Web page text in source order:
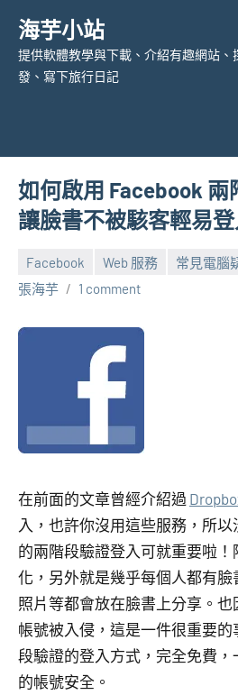
content
海芋小站
提供軟體教學與下載、介紹有趣網站
發、寫下旅行日記
如何啟用 Facebook 兩
讓臉書不被駭客輕易登
Facebook Web 服務 常見電腦
張海芋
1 comment
在前面的文章曾經介紹過
入，也許你沒用這些服務，所
的兩階段驗證登入可就重要啦
化，另外就是幾乎每個人都有臉
照片等都會放在臉書上分享。
帳號被入侵，這是一件很重要
段驗證的登入方式，完全免費
的帳號安全。